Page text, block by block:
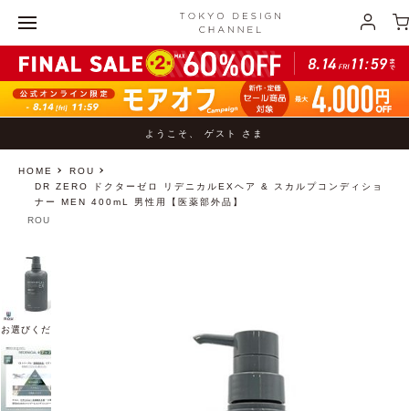
ようこそ、 ゲスト さま
HOME
ROU
DR ZERO ドクターゼロ リデニカルEXヘア & スカルプコンディショ
ナー MEN 400mL 男性用【医薬部外品】
お選びください
ROU